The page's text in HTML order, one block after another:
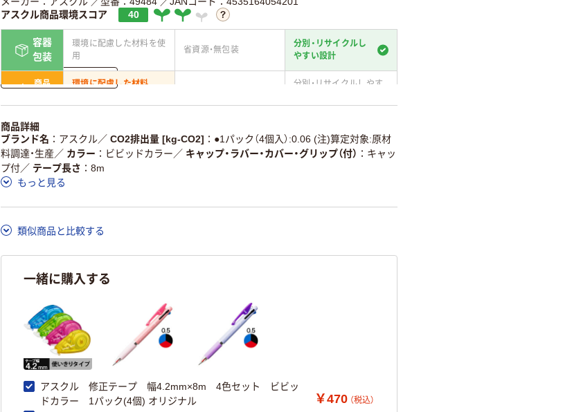
アスクル商品環境スコア
40
容器
包装
環境に配慮した材料を使
用
省資源・無包装
分別・リサイクルし
やすい設計
商品
環境に配慮した材料
分別・リサイクルしやす
仕組
る
ている
削減
この商品の環境配慮ポイントです。詳しくはページ下部の商品詳細「アスクル商品環境スコ
ア詳細／加点項目
」で確認できます。
詳しく見る
商品詳細
ブランド名
アスクル／ CO2排出量 [kg-CO2]
●1パック（4個入）:0.06 (注)算定対象:原材
料調達・生産／ カラー ビビッドカラー ／ キャップ・ラバー・カバー・グリップ（付）
キャッ
プ付／ テープ長さ
8m
もっと見る
類似商品と比較する
一緒に購入する
アスクル 修正テープ 幅4.2mm×8m 4色セット ビビッ
ドカラー 1パック(4個) オリジナル
￥470 （税込）